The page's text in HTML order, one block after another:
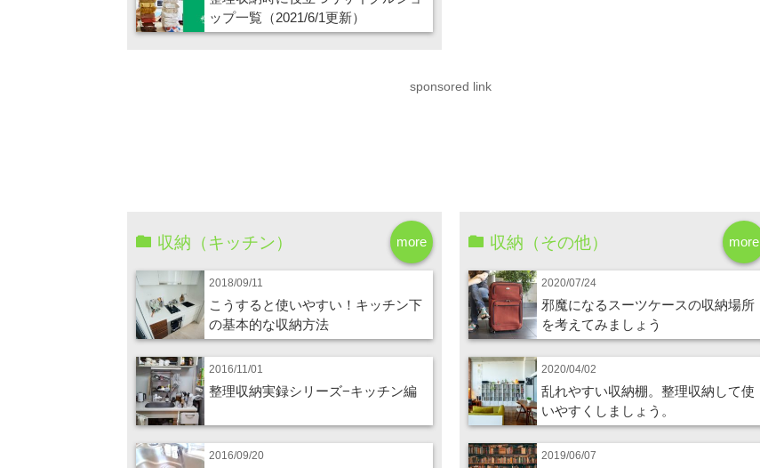
ップ一覧（2021/6/1更新）
sponsored link
more
収納（キッチン）
2018/09/11
こうすると使いやすい！キッチン下
の基本的な収納方法
2016/11/01
整理収納実録シリーズ−キッチン編
2016/09/20
more
収納（その他）
2020/07/24
邪魔になるスーツケースの収納場所
を考えてみましょう
2020/04/02
乱れやすい収納棚。整理収納して使
いやすくしましょう。
2019/06/07